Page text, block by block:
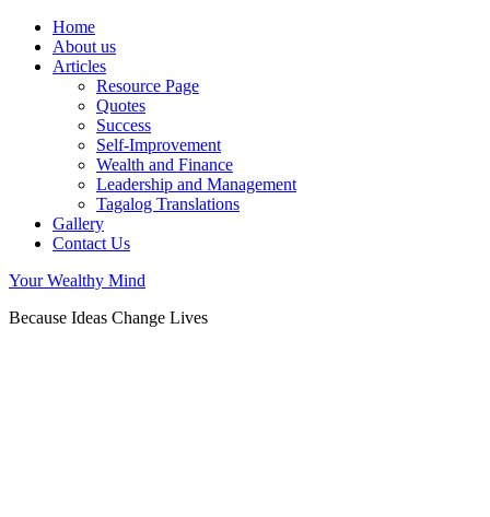
Home
About us
Articles
Resource Page
Quotes
Success
Self-Improvement
Wealth and Finance
Leadership and Management
Tagalog Translations
Gallery
Contact Us
Your Wealthy Mind
Because Ideas Change Lives